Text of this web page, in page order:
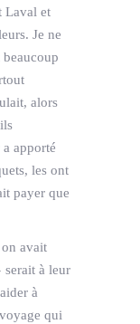
Laval et
Je ne
alors
apporté
les ont
payer que
on avait
serait à leur
à
qui